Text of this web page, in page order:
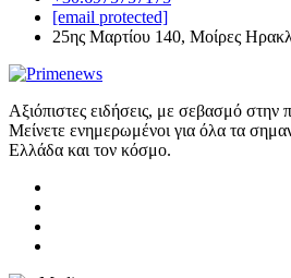
[email protected]
25ης Μαρτίου 140, Μοίρες
Αξιόπιστες ειδήσεις, με σεβασμό στην
Μείνετε ενημερωμένοι για όλα τα
Ελλάδα και τον κόσμο.